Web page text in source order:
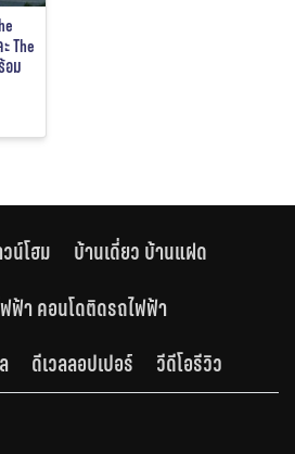
The
อม
น์โฮม
บ้านเดี่ยว บ้านแฝด
ฟ้า คอนโดติดรถไฟฟ้า
ดีเวลลอปเปอร์ วีดีโอรีวิว